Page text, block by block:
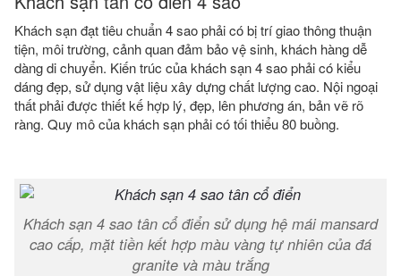
Khách sạn đạt tiêu chuẩn 4 sao phải có bị trí giao thông thuận
tiện, môi trường, cảnh quan đảm bảo vệ sinh, khách hàng dễ
dàng di chuyển. Kiến trúc của khách sạn 4 sao phải có kiểu
dáng đẹp, sử dụng vật liệu xây dựng chất lượng cao. Nội ngoại
thất phải được thiết kế hợp lý, đẹp, lên phương án, bản vẽ rõ
ràng. Quy mô của khách sạn phải có tối thiểu 80 buồng.
Khách sạn 4 sao tân cổ điển sử dụng hệ mái mansard
cao cấp, mặt tiền kết hợp màu vàng tự nhiên của đá
granite và màu trắng